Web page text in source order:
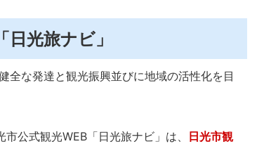
光旅ナビ」
全な発達と観光振興並びに地域の活性化を目
市公式観光WEB「日光旅ナビ」は、 日光市観